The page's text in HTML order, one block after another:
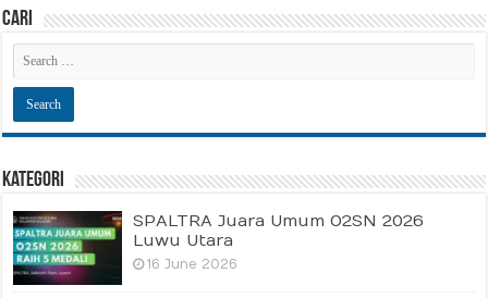
Cari
Kategori
SPALTRA Juara Umum O2SN 2026
Luwu Utara
16 June 2026